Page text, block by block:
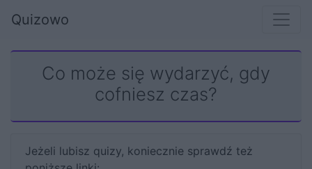
Quizowo
Co może się wydarzyć, gdy
cofniesz czas?
Jeżeli lubisz quizy, koniecznie sprawdź też